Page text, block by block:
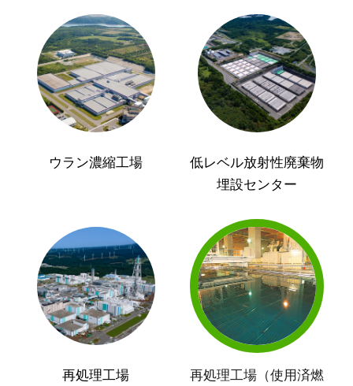
ウラン濃縮工場
低レベル放射性廃棄物
埋設センター
再処理工場
再処理工場（使用済燃